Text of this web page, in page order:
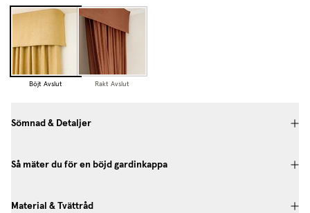
Böjt Avslut Rakt Avslut
Sömnad & Detaljer
Så mäter du för en böjd gardinkappa
Material & Tvättråd